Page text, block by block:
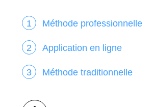
Méthode professionnelle
Application en ligne
Méthode traditionnelle